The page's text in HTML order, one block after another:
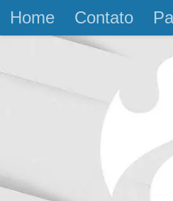
Skip to content
Home Contato